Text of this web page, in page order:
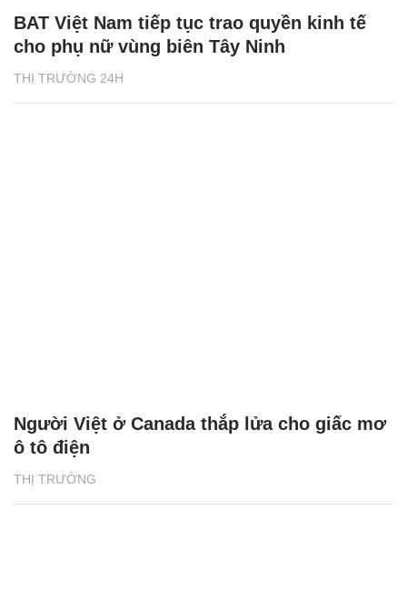
THỊ TRƯỜNG 24H
BAT Việt Nam tiếp tục trao quyền kinh tế
cho phụ nữ vùng biên Tây Ninh
THỊ TRƯỜNG
Người Việt ở Canada thắp lửa cho giấc mơ
ô tô điện